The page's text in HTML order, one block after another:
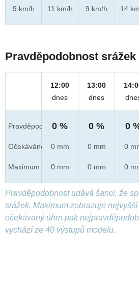
9 km/h
11 km/h
9 km/h
14
Pravděpodobnost srážek
Pravděpod.
Očekáváno
Maximum
12:00
dnes
0 %
0 mm
0 mm
13:00
dnes
0 %
0 mm
0 mm
0
0
0
Pravděpodobnost udává šanci, že
srážek. Maximum zobrazuje
očekávaný úhrn pak
vychází ze 40 výstupů modelu.